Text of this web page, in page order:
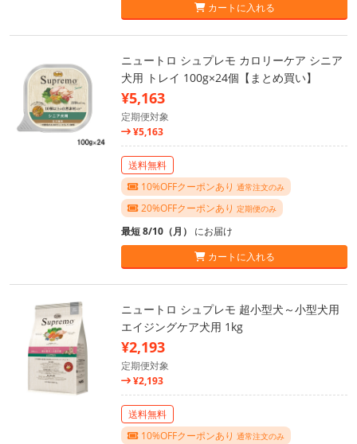
カートに入れる
ニュートロ シュプレモ カロリーケア シニア
犬用 トレイ 100g×24個【まとめ買い】
¥5,163
定期便対象
¥5,163
送料無料
10%OFFクーポンあり 通常注文のみ
20%OFFクーポンあり 定期便のみ
最短 8/10（月） にお届け
カートに入れる
ニュートロ シュプレモ 超小型犬～小型犬用
エイジングケア犬用 1kg
¥2,193
定期便対象
¥2,193
送料無料
10%OFFクーポンあり 通常注文のみ